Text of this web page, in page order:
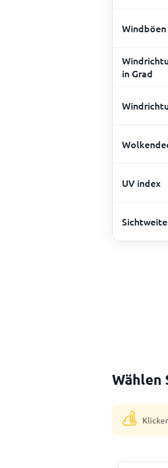
Windböen
in Grad
UV index
Sichtweite
Wählen